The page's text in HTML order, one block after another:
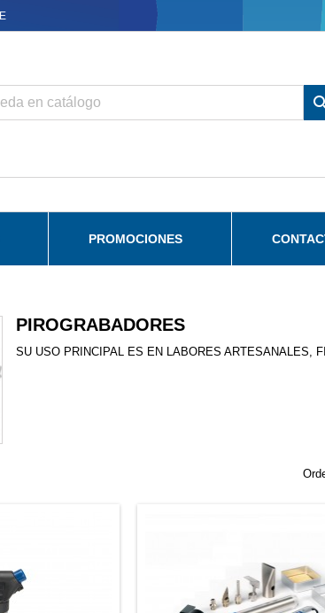
PROMOCIONES
PIROGRABADORES
SU USO PRINCIPAL ES EN LABORES ARTESANALES,